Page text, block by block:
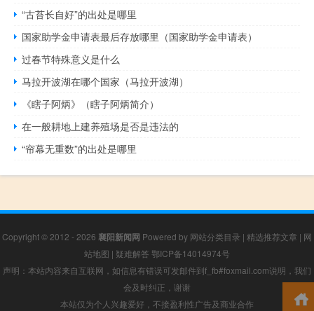
“古苔长自好”的出处是哪里
国家助学金申请表最后存放哪里（国家助学金申请表）
过春节特殊意义是什么
马拉开波湖在哪个国家（马拉开波湖）
《瞎子阿炳》（瞎子阿炳简介）
在一般耕地上建养殖场是否是违法的
“帘幕无重数”的出处是哪里
Copyright © 2012 - 2026 襄阳新闻网 Powered by 网站分类目录 | 精选推荐文章 | 网
站地图 | 疑难解答 鄂ICP备14014974号
声明：本站内容来自互联网，如信息有错误可发邮件到f_fb#foxmail.com说明，我们
会及时纠正，谢谢
本站仅为个人兴趣爱好，不接盈利性广告及商业合作